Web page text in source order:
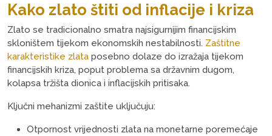
Kako zlato štiti od inflacije i kriza
Zlato se tradicionalno smatra najsigurnijim financijskim
skloništem tijekom ekonomskih nestabilnosti. Zaštitne
karakteristike zlata posebno dolaze do izražaja tijekom
financijskih kriza, poput problema sa državnim dugom,
kolapsa tržišta dionica i inflacijskih pritisaka.
Ključni mehanizmi zaštite uključuju:
Otpornost vrijednosti zlata na monetarne poremećaje